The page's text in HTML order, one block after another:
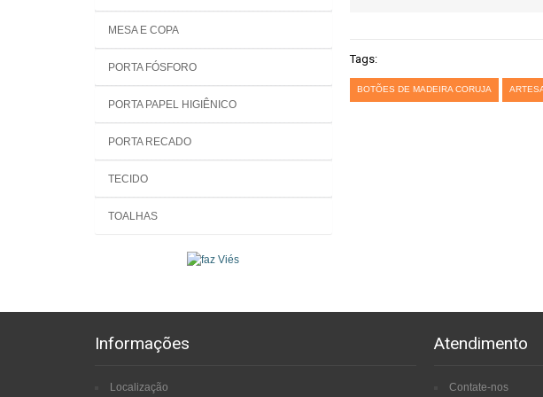
MESA E COPA
PORTA FÓSFORO
PORTA PAPEL HIGIÊNICO
PORTA RECADO
TECIDO
TOALHAS
Tags:
BOTÕES DE MADEIRA CORUJA
Informações
Localização
Atendimento
Contate-nos